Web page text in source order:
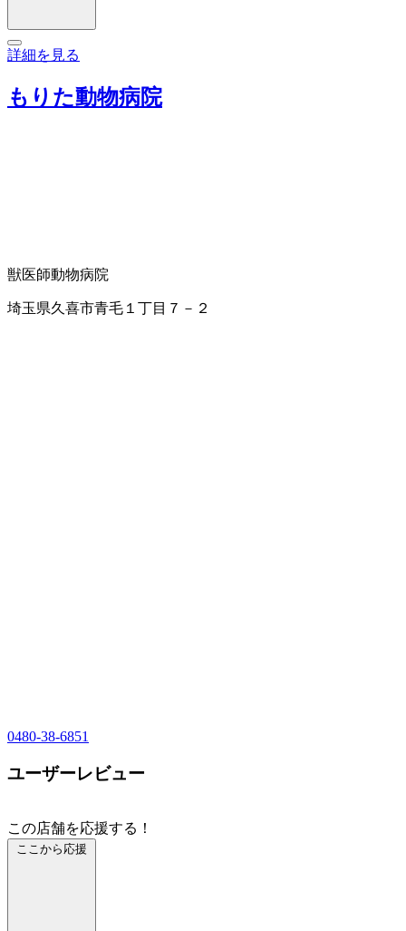
詳細を見る
もりた動物病院
獣医師動物病院
埼玉県久喜市青毛１丁目７－２
0480-38-6851
ユーザーレビュー
この店舗を応援する！
ここから応援